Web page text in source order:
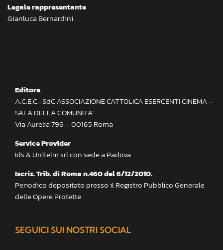
Legale rappresentante
Gianluca Bernardini
Editore
A.C.E.C.-SdC ASSOCIAZIONE CATTOLICA ESERCENTI CINEMA –
SALA DELLA COMUNITA’
Via Aurelia 796 – 00165 Roma
Service Provider
Ids & Unitelm srl con sede a Padova
Iscriz. Trib. di Roma n.460 del 6/12/2010.
Periodico depositato presso il Registro Pubblico Generale
delle Opere Protette
SEGUICI SUI NOSTRI SOCIAL